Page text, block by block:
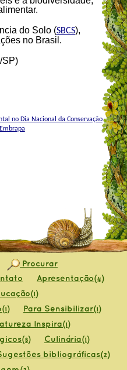
do Solo (SBCS),
no Brasil.
SP)
no Dia Nacional da Conservação
Procurar
Apresentação(4)
(1)
(1) Para Sensibilizar(1)
Inspira(1)
(8) Culinária(1)
bibliográficas(2)